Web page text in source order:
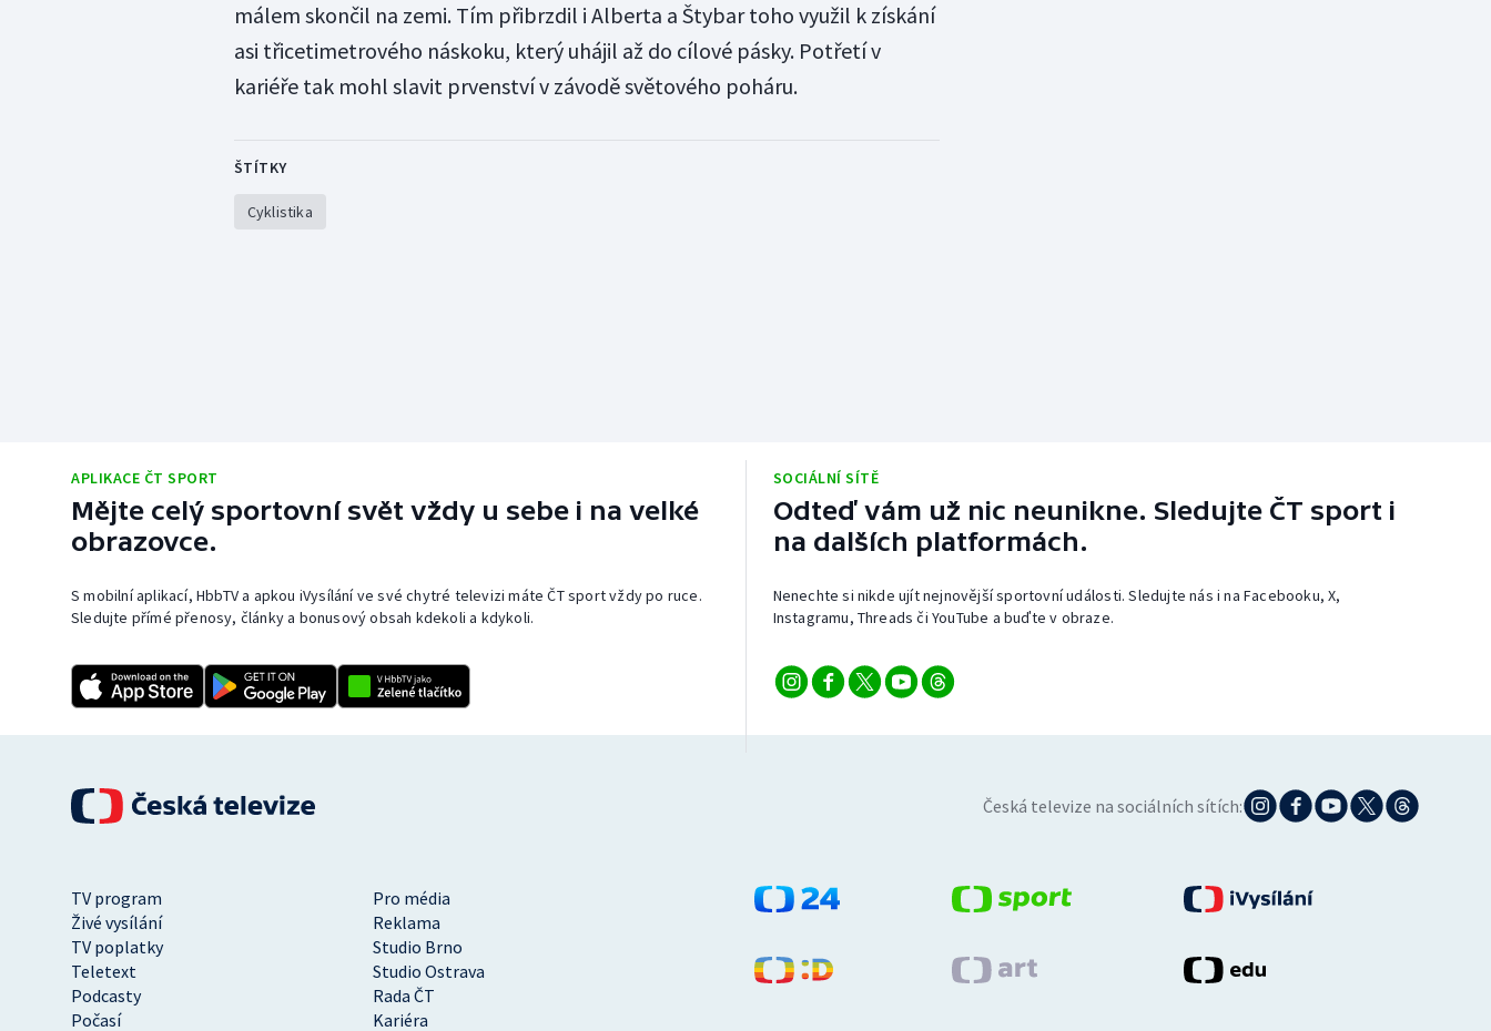
málem skončil na zemi. Tím přibrzdil i Alberta a Štybar toho využil k získání
asi třicetimetrového náskoku, který uhájil až do cílové pásky. Potřetí v
kariéře tak mohl slavit prvenství v závodě světového poháru.
ŠTÍTKY
Cyklistika
APLIKACE ČT SPORT
Mějte celý sportovní svět vždy u sebe i na velké
obrazovce.
S mobilní aplikací, HbbTV a apkou iVysílání ve své chytré televizi máte ČT sport vždy po ruce.
Sledujte přímé přenosy, články a bonusový obsah kdekoli a kdykoli.
SOCIÁLNÍ SÍTĚ
Odteď vám už nic neunikne. Sledujte ČT sport i
na dalších platformách.
Nenechte si nikde ujít nejnovější sportovní události. Sledujte nás i na Facebooku, X,
Instagramu, Threads či YouTube a buďte v obraze.
Česká televize na sociálních sítích:
TV program
Pro média
Živé vysílání
Reklama
TV poplatky
Studio Brno
Teletext
Studio Ostrava
Podcasty
Rada ČT
Počasí
Kariéra